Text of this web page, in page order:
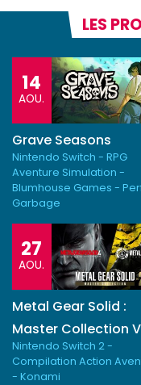
LES
14
AOU.
Grave Seasons
Nintendo Switch - RPG
Aventure Simulation -
Blumhouse Games -
Garbage
27
AOU.
Metal Gear Solid :
Master Collection
Nintendo Switch 2 -
Compilation Action
- Konami